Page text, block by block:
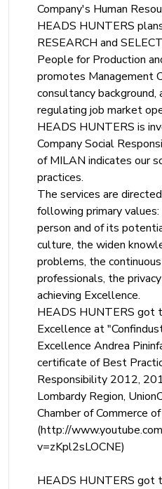
Company's Human
HEADS HUNTERS
RESEARCH and
People for Production
promotes Management
consultancy
regulating job market
HEADS HUNTERS is
Company Social
of MILAN indicates our
practices.
The services are
following primary
person and of its
culture, the widen
problems, the
professionals, the
achieving Excellence.
HEADS HUNTERS got
Excellence at
Excellence Andrea
certificate of Best
Responsibility 2012,
Lombardy Region,
Chamber of Commerce
(http://
v=zKpl2sLOCNE)
HEADS HUNTERS got